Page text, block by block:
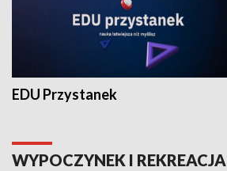
EDU Przystanek
WYPOCZYNEK I REKREACJA